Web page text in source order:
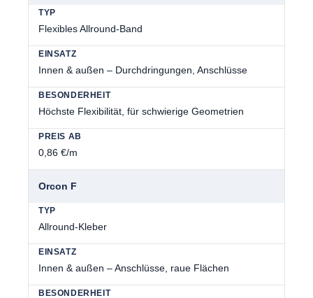
Flexibles Allround-Band
Innen & außen – Durchdringungen, Anschlüsse
Höchste Flexibilität, für schwierige Geometrien
0,86 €/m
Orcon F
Allround-Kleber
Innen & außen – Anschlüsse, raue Flächen